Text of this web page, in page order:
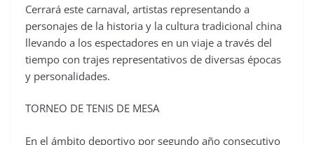
Cerrará este carnaval, artistas representando a
personajes de la historia y la cultura tradicional china
llevando a los espectadores en un viaje a través del
tiempo con trajes representativos de diversas épocas
y personalidades.
TORNEO DE TENIS DE MESA
En el ámbito deportivo por segundo año consecutivo